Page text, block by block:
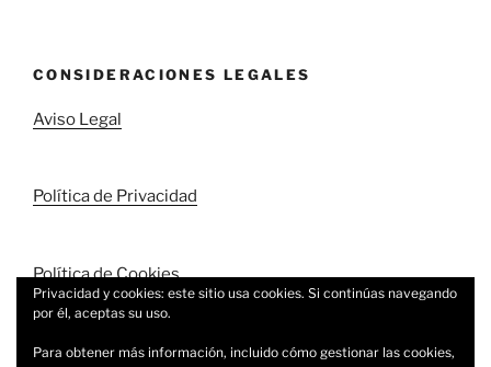
CONSIDERACIONES LEGALES
Aviso Legal
Política de Privacidad
Política de Cookies
Privacidad y cookies: este sitio usa cookies. Si continúas navegando
por él, aceptas su uso.
Para obtener más información, incluido cómo gestionar las cookies,